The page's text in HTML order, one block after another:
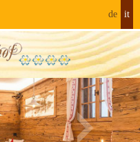
de it